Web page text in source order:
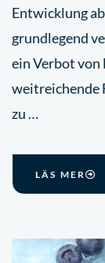
Entwicklung
grundlegend
ein Verbot
weitreichende
zu …
LÄS MER